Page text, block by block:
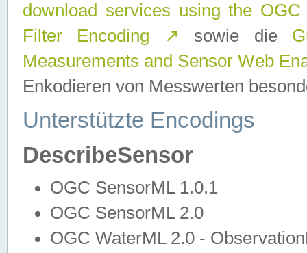
download services using the
Filter Encoding
↗ sowie die
Measurements and Sensor Web
Enkodieren von Messwerten
Unterstützte Encodings
DescribeSensor
OGC SensorML 1.0.1
OGC SensorML 2.0
OGC WaterML 2.0 -